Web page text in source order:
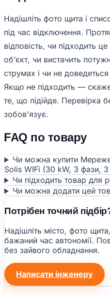
Надішліть фото щита і
під час відключення.
відповість, чи підходить
обʼєкт, чи вистачить
струмах і чи не
Якщо не підходить —
те, що підійде. Перевірка
зобов'язує.
FAQ по товару
Чи можна купити
Solis WIFi (30 kW, 3 фази,
Чи підходить товар для
Чи можна додати цей
Потрібен точний
Надішліть місто, фото
бажаний час автономії.
без зайвого обладнання.
Написати інженеру